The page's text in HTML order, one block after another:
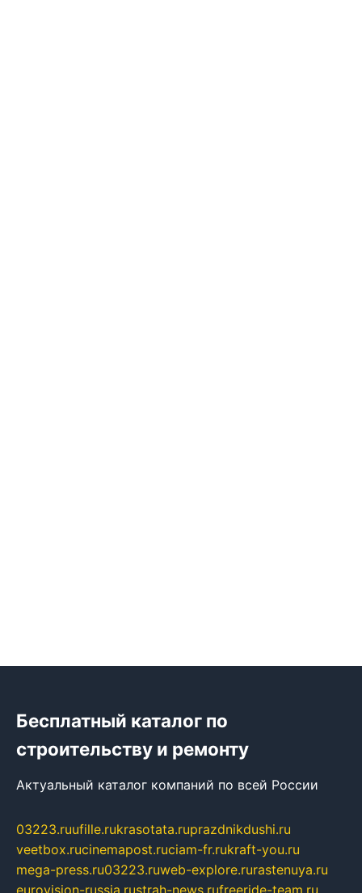
Бесплатный каталог по
строительству и ремонту
Актуальный каталог компаний по всей России
03223.ruufille.rukrasotata.ruprazdnikdushi.ru
veetbox.rucinemapost.ruciam-fr.rukraft-you.ru
mega-press.ru03223.ruweb-explore.rurastenuya.ru